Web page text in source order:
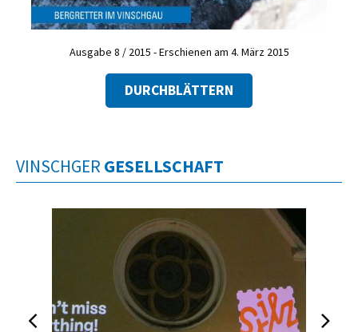
Ausgabe 8 / 2015 - Erschienen am 4. März 2015
DURCHBLÄTTERN
VINSCHGER GESELLSCHAFT